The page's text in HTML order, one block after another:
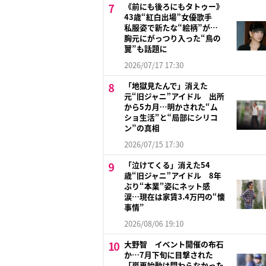
《前にも後ろにもタトゥー》
43歳“紅白出場”女優歌手
私服姿で新たな“絵柄”が…
胸元にがっつり入った“鳥の
翼”も話題に
2026/07/17 17:30
「地獄見たんで」消えた
元“旧ジャニ”アイドル 出所
から5カ月…明かされた“ム
ショ生活”と“局部にシリコ
ン”の真相
2026/07/15 17:30
「泣けてくる」消えた54
歳“旧ジャニ”アイドル 8年
ぶり“本業”姿にネット感
涙…現在は家賃3.4万円の“懐
事情”
2026/08/06 19:10
大野智 イベント開催の布石
か…7月下旬に目撃された